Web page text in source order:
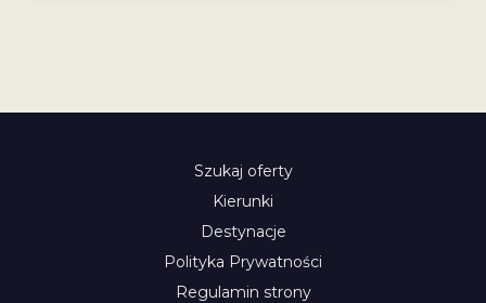
Szukaj oferty
Kierunki
Destynacje
Polityka Prywatności
Regulamin strony